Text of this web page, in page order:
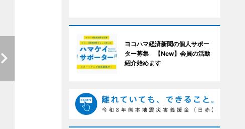
ヨコハマ経済新聞の個人サポー
ター募集 【New】会員の活動
紹介始めます